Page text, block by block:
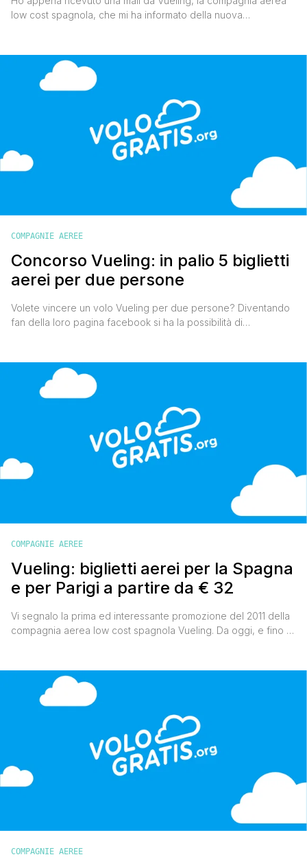
low cost spagnola, che mi ha informato della nuova
aerei per volare in Spagna e a Parigi, a partire da € 29 tutto
incluso.Il periodo [']
COMPAGNIE AEREE
Concorso Vueling: in palio 5 biglietti
aerei per due persone
Volete vincere un volo Vueling per due persone? Diventando
fan della loro pagina facebook si ha la possibilità di
tratte tratte, tra cui Amsterdam, Roma, Siviglia, Barcellona,
Parigi, Madrid, Londra'. Io due anni fa, [']
COMPAGNIE AEREE
Vueling: biglietti aerei per la Spagna
e per Parigi a partire da € 32
Vi segnalo la prima ed interessante promozione del 2011 della
compagnia aerea low cost spagnola Vueling. Da oggi, e fino al
incluso.Il periodo di viaggio deve essere compreso tra il 24
gennaio [']
COMPAGNIE AEREE